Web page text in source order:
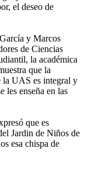
el deseo de
y Marcos
de Ciencias
la académica
que la
la UAS es integral y
les enseña en las
que es
Jardin de Niños de
esa chispa de